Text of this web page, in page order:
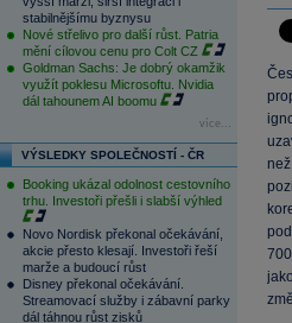
stabilnějšímu byznysu
Nové střelivo pro další růst. Patria
mění cílovou cenu pro Colt CZ
Goldman Sachs: Je dobrý okamžik
využít poklesu Microsoftu. Nvidia
dál tahounem AI boomu
více...
VÝSLEDKY SPOLEČNOSTÍ - ČR
Booking ukázal odolnost cestovního
trhu. Investoři přešli i slabší výhled
Novo Nordisk překonal očekávání,
akcie přesto klesají. Investoři řeší
marže a budoucí růst
Disney překonal očekávání.
Streamovací služby i zábavní parky
dál táhnou růst zisků
700